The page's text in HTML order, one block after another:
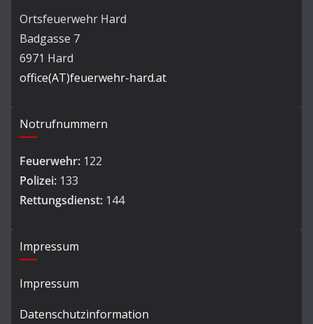
Ortsfeuerwehr Hard
Badgasse 7
6971 Hard
office(AT)feuerwehr-hard.at
Notrufnummern
Feuerwehr: 122
Polizei: 133
Rettungsdienst: 144
Impressum
Impressum
Datenschutzinformation